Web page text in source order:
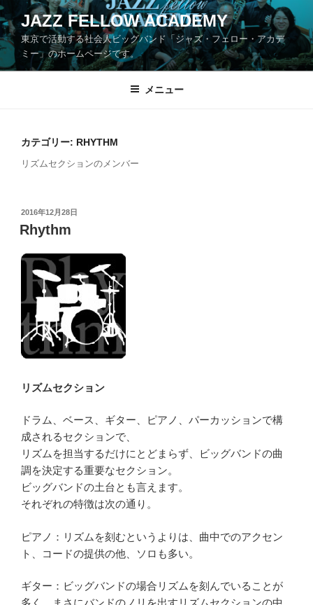
コ
ン
テ
ツ
JAZZ FELLOW ACADEMY
東京で活動する社会人ビッグバンド「ジャズ・フェロー・アカデ
ミー」のホームページです。
メニュー
カテゴリー: RHYTHM
リズムセクションのメンバー
投
稿
日:
2016年12月28日
Rhythm
リズムセクション
ドラム、ベース、ギター、ピアノ、パーカッションで構
成されるセクションで、
リズムを担当するだけにとどまらず、ビッグバンドの曲
調を決定する重要なセクション。
ビッグバンドの土台とも言えます。
それぞれの特徴は次の通り。
ピアノ：リズムを刻むというよりは、曲中でのアクセン
ト、コードの提供の他、ソロも多い。
ギター：ビッグバンドの場合リズムを刻んでいることが